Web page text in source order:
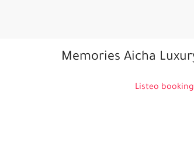
Memories Aicha
Listeo booking